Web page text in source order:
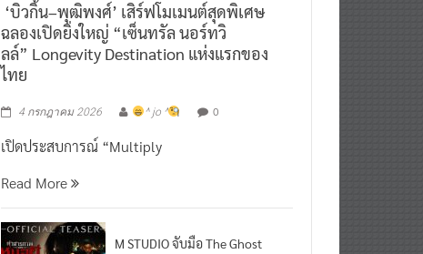
‘บิวกิ้น–พุฒิพงศ์’ เสิร์ฟโมเมนต์สุดพิเศษ
ฉลองเปิดยิ่งใหญ่ “เซ็นทรัล นอร์ทวิ
ลล์” Longevity Destination แห่งแรกของ
ไทย
4 กรกฎาคม 2026 ^ jo ^ 0
เปิดประสบการณ์ “Multiply
Read More
M STUDIO จับมือ The Ghost